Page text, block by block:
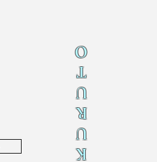
K
U
R
U
T
O